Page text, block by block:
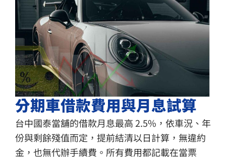
分期車借款費用與月息試算
台中國泰當舖的借款月息最高 2.5%，依車況、年
份與剩餘殘值而定，提前結清以日計算，無違約
金，也無代辦手續費。所有費用都記載在當票